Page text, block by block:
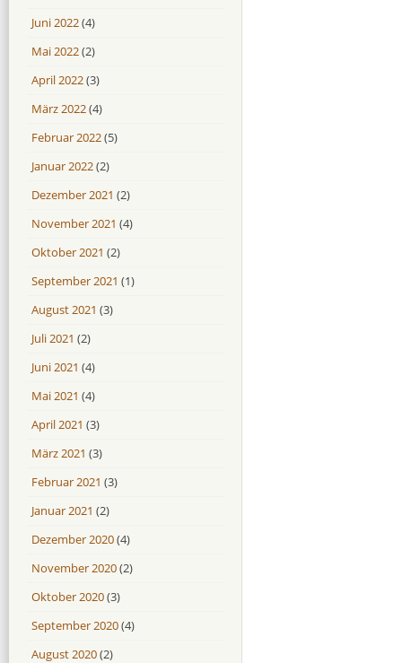
Juni 2022(4)
Mai 2022(2)
April 2022(3)
März 2022(4)
Februar 2022(5)
Januar 2022(2)
Dezember 2021 (2)
November 2021 (4)
Oktober 2021 (2)
September 2021 (1)
August 2021 (3)
Juli 2021 (2)
Juni 2021 (4)
Mai 2021 (4)
April 2021 (3)
März 2021 (3)
Februar 2021 (3)
Januar 2021 (2)
Dezember 2020(4)
November 2020(2)
Oktober 2020(3)
September 2020(4)
August 2020(2)